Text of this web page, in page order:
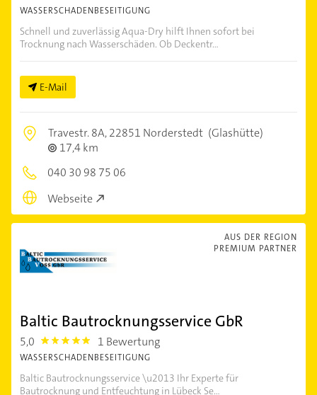
WASSERSCHADENBESEITIGUNG
Schnell und zuverlässig Aqua-Dry hilft Ihnen sofort bei
Trocknung nach Wasserschäden. Ob Deckentr...
E-Mail
Travestr. 8A,22851 Norderstedt (Glashütte)
17,4 km
040 30 98 75 06
Webseite
AUS DER REGION
PREMIUM PARTNER
Baltic Bautrocknungsservice GbR
5,0 5.0 1 Bewertung
WASSERSCHADENBESEITIGUNG
Baltic Bautrocknungsservice \u2013 Ihr Experte für
Bautrocknung und Entfeuchtung in Lübeck Se...